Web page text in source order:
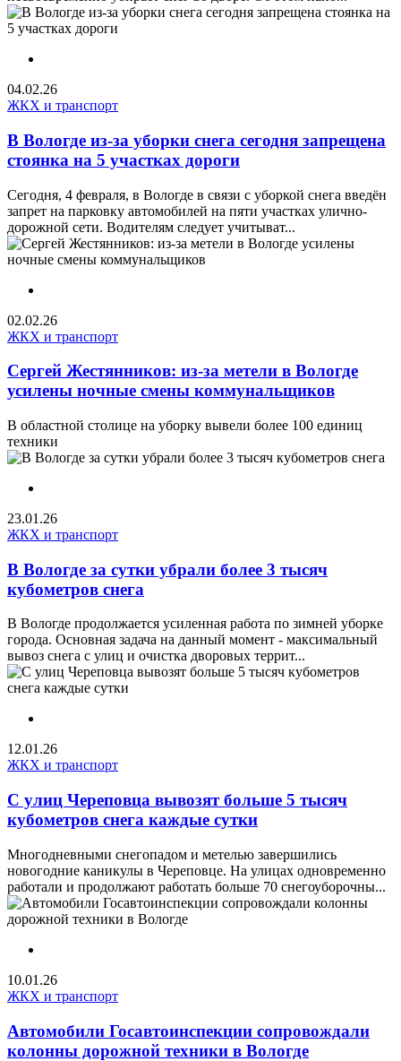
04.02.26
ЖКХ и транспорт
В Вологде из-за уборки снега сегодня запрещена
стоянка на 5 участках дороги
Сегодня, 4 февраля, в Вологде в связи с уборкой снега введён
запрет на парковку автомобилей на пяти участках улично-
дорожной сети. Водителям следует учитыват...
02.02.26
ЖКХ и транспорт
Сергей Жестянников: из-за метели в Вологде
усилены ночные смены коммунальщиков
В областной столице на уборку вывели более 100 единиц
техники
23.01.26
ЖКХ и транспорт
В Вологде за сутки убрали более 3 тысяч
кубометров снега
В Вологде продолжается усиленная работа по зимней уборке
города. Основная задача на данный момент - максимальный
вывоз снега с улиц и очистка дворовых террит...
12.01.26
ЖКХ и транспорт
С улиц Череповца вывозят больше 5 тысяч
кубометров снега каждые сутки
Многодневными снегопадом и метелью завершились
новогодние каникулы в Череповце. На улицах одновременно
работали и продолжают работать больше 70 снегоуборочны...
10.01.26
ЖКХ и транспорт
Автомобили Госавтоинспекции сопровождали
колонны дорожной техники в Вологде